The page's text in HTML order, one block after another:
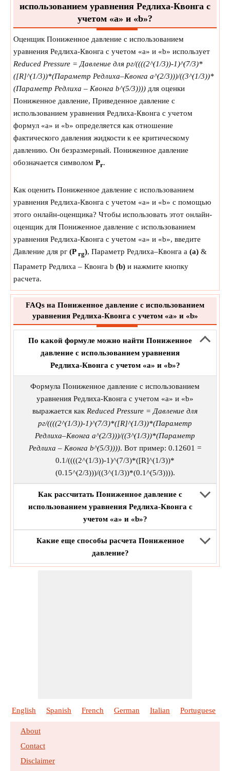
использованием уравнения Редлиха-Квонга с
учетом «a» и «b»?
Оценщик Пониженное давление с использованием
уравнения Редлиха-Квонга с учетом «a» и «b» использует
Reduced Pressure = Давление для рг/((((2^(1/3))-1)^(7/3)*
([R]^(1/3))*(Параметр Редлиха–Квонга a^(2/3)))/((3^(1/3))*
(Параметр Редлиха – Квонга b^(5/3)))) для оценки
Пониженное давление, Приведенное давление с
использованием уравнения Редлиха-Квонга с учетом
формул «a» и «b» определяется как отношение
фактического давления жидкости к ее критическому
давлению. Он безразмерный. Пониженное давление
обозначается символом Pr.
Как оценить Пониженное давление с использованием
уравнения Редлиха-Квонга с учетом «a» и «b» с помощью
этого онлайн-оценщика? Чтобы использовать этот онлайн-
оценщик для Пониженное давление с использованием
уравнения Редлиха-Квонга с учетом «a» и «b», введите
Давление для рг (P rg), Параметр Редлиха–Квонга a (a) &
Параметр Редлиха – Квонга b (b) и нажмите кнопку
расчета.
FAQs на Пониженное давление с использованием
уравнения Редлиха-Квонга с учетом «a» и «b»
По какой формуле можно найти Пониженное
давление с использованием уравнения
Редлиха-Квонга с учетом «a» и «b»?
Формула Пониженное давление с использованием
уравнения Редлиха-Квонга с учетом «a» и «b»
выражается как Reduced Pressure = Давление для
рг/((((2^(1/3))-1)^(7/3)*([R]^(1/3))*(Параметр
Редлиха–Квонга a^(2/3)))/((3^(1/3))*(Параметр
Редлиха – Квонга b^(5/3)))). Вот пример: 0.12601 =
0.1/((((2^(1/3))-1)^(7/3)*([R]^(1/3))*
(0.15^(2/3)))/((3^(1/3))*(0.1^(5/3)))).
Как рассчитать Пониженное давление с
использованием уравнения Редлиха-Квонга с
учетом «a» и «b»?
Какие еще способы расчета Пониженное
давление?
English Spanish French German Italian Portuguese
About
Contact
Disclaimer